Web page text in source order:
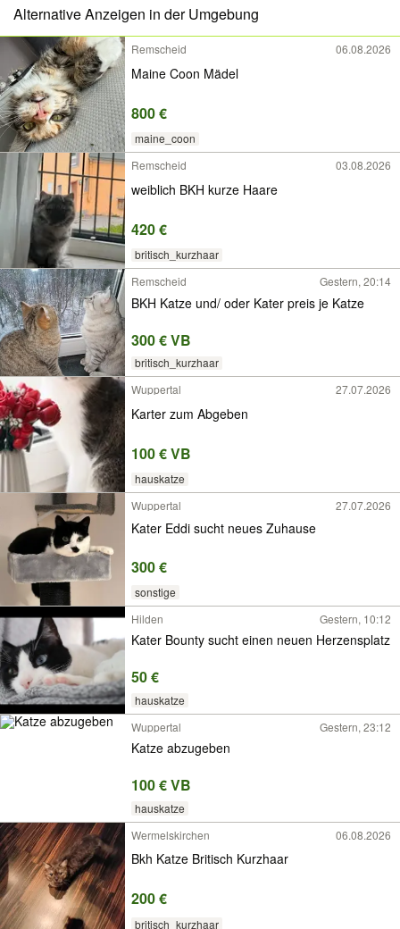
Alternative Anzeigen in der Umgebung
Remscheid 06.08.2026
Maine Coon Mädel
800 €
maine_coon
Remscheid
03.08.2026
weiblich BKH kurze Haare
420 €
britisch_kurzhaar
Remscheid
Gestern, 20:14
BKH Katze und/ oder Kater preis je Katze
300 € VB
britisch_kurzhaar
Wuppertal
27.07.2026
Karter zum Abgeben
100 € VB
hauskatze
Wuppertal
27.07.2026
Kater Eddi sucht neues Zuhause
300 €
sonstige
Hilden
Gestern, 10:12
Kater Bounty sucht einen neuen Herzensplatz
50 €
hauskatze
Wuppertal
Gestern, 23:12
Katze abzugeben
100 € VB
hauskatze
Wermelskirchen
06.08.2026
Bkh Katze Britisch Kurzhaar
200 €
britisch_kurzhaar